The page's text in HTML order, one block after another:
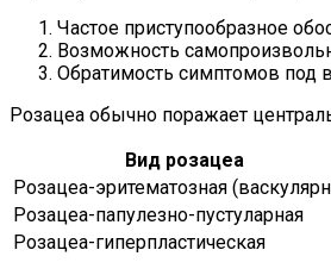
Частое приступообразное
Возможность
Обратимость симптомов под
Розацеа обычно поражает
Вид розацеа
Розацеа-эритематозная
Розацеа-папулезно-пустуларная
Розацеа-гиперпластическая